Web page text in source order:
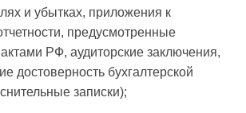
и убытках, приложения к
предусмотренные
РФ, аудиторские заключения,
достоверность бухгалтерской
записки);